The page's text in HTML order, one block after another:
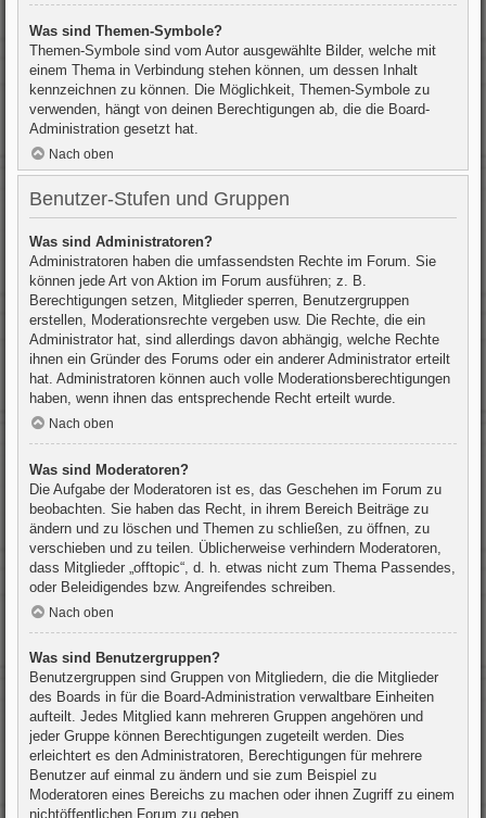
Was sind Themen-Symbole?
Themen-Symbole sind vom Autor ausgewählte Bilder, welche mit
einem Thema in Verbindung stehen können, um dessen Inhalt
kennzeichnen zu können. Die Möglichkeit, Themen-Symbole zu
verwenden, hängt von deinen Berechtigungen ab, die die Board-
Administration gesetzt hat.
Nach oben
Benutzer-Stufen und Gruppen
Was sind Administratoren?
Administratoren haben die umfassendsten Rechte im Forum. Sie
können jede Art von Aktion im Forum ausführen; z. B.
Berechtigungen setzen, Mitglieder sperren, Benutzergruppen
erstellen, Moderationsrechte vergeben usw. Die Rechte, die ein
Administrator hat, sind allerdings davon abhängig, welche Rechte
ihnen ein Gründer des Forums oder ein anderer Administrator erteilt
hat. Administratoren können auch volle Moderationsberechtigungen
haben, wenn ihnen das entsprechende Recht erteilt wurde.
Nach oben
Was sind Moderatoren?
Die Aufgabe der Moderatoren ist es, das Geschehen im Forum zu
beobachten. Sie haben das Recht, in ihrem Bereich Beiträge zu
ändern und zu löschen und Themen zu schließen, zu öffnen, zu
verschieben und zu teilen. Üblicherweise verhindern Moderatoren,
dass Mitglieder „offtopic“, d. h. etwas nicht zum Thema Passendes,
oder Beleidigendes bzw. Angreifendes schreiben.
Nach oben
Was sind Benutzergruppen?
Benutzergruppen sind Gruppen von Mitgliedern, die die Mitglieder
des Boards in für die Board-Administration verwaltbare Einheiten
aufteilt. Jedes Mitglied kann mehreren Gruppen angehören und
jeder Gruppe können Berechtigungen zugeteilt werden. Dies
erleichtert es den Administratoren, Berechtigungen für mehrere
Benutzer auf einmal zu ändern und sie zum Beispiel zu
Moderatoren eines Bereichs zu machen oder ihnen Zugriff zu einem
nichtöffentlichen Forum zu geben.